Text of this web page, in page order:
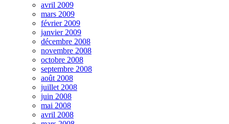
avril 2009
mars 2009
février 2009
janvier 2009
décembre 2008
novembre 2008
octobre 2008
septembre 2008
août 2008
juillet 2008
juin 2008
mai 2008
avril 2008